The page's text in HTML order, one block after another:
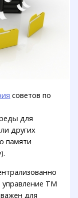
советов по
для
других
памяти
TM
для